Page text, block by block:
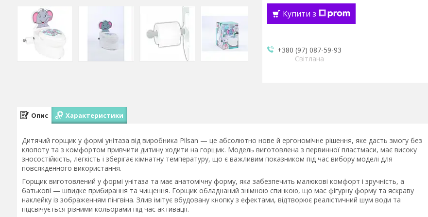
Купити з
+380 (97) 087-59-93
Світлана
Опис Характеристики
Дитячий горщик у формі унітаза від виробника Pilsan — це абсолютно нове й ергономічне рішення, яке дасть змогу без
клопоту та з комфортом привчити дитину ходити на горщик. Модель виготовлена з первинної пластмаси, має високу
зносостійкість, легкість і зберігає кімнатну температуру, що є важливим показником під час вибору моделі для
повсякденного використання.
Горщик виготовлений у формі унітаза та має анатомічну форму, яка забезпечить малюкові комфорт і зручність, а
батькові — швидке прибирання та чищення. Горщик обладнаний знімною спинкою, що має фігурну форму та яскраву
наклейку із зображенням пінгвіна. Злив імітує вбудовану кнопку з ефектами, відтворює реалістичний шум води та
підсвічується різними кольорами під час активації.